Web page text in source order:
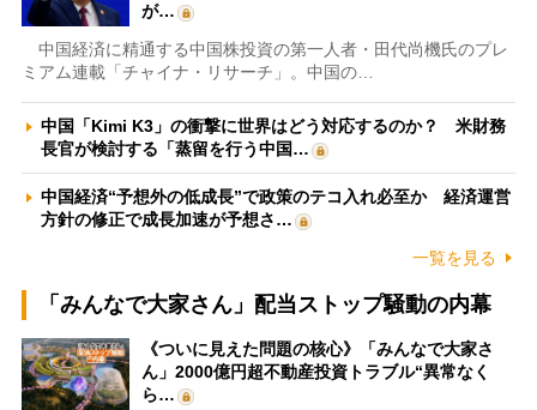
が…
中国経済に精通する中国株投資の第一人者・田代尚機氏のプレ
ミアム連載「チャイナ・リサーチ」。中国の…
中国「Kimi K3」の衝撃に世界はどう対応するのか？ 米財務
長官が検討する「蒸留を行う中国…
中国経済“予想外の低成長”で政策のテコ入れ必至か 経済運営
方針の修正で成長加速が予想さ…
一覧を見る
「みんなで大家さん」配当ストップ騒動の内幕
《ついに見えた問題の核心》「みんなで大家さ
ん」2000億円超不動産投資トラブル“異常なく
ら…